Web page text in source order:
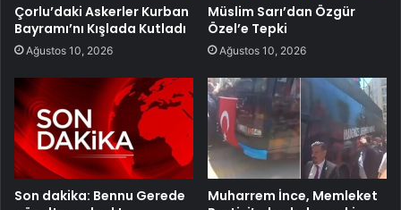
Çorlu’daki Askerler Kurban
Bayramı’nı Kışlada Kutladı
Ağustos 10, 2026
Müslim Sarı’dan Özgür
Özel’e Tepki
Ağustos 10, 2026
Son dakika: Bennu Gerede
Muharrem İnce, Memleket